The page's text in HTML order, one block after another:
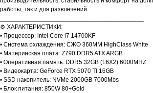
работы, так и для развлечений.
⚙️ ХАРАКТЕРИСТИКИ:
• Процессор: Intel Core i7 14700KF
• Система охлаждения: СЖО 360MM HighClass White
• Материнская плата: Z790 DDR5 ATX ARGB
• Оперативная память: DDR5 32GB (16X2) 6000MHZ
• Видеокарта: GeForce RTX 5070 TI 16GB
• SSD накопитель: NVMe 2000GB 7000Mbs
• Блок питания: 850W 80+Gold